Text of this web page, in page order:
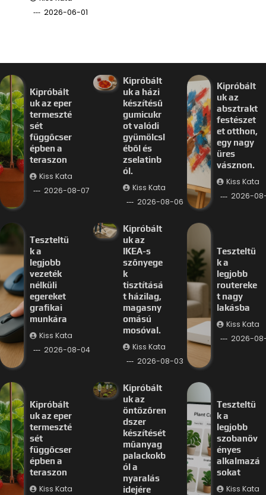
2026-06-01
Kipróbált
uk az eper
termeszté
sét
függőcser
épben a
teraszon
Kiss Kata
2026-08-07
Kipróbált
uk a házi
készítésű
gumicukr
ot valódi
gyümölcsl
éből és
zselatinb
ól.
Kiss Kata
2026-08-06
Kipróbált
uk az
absztrakt
festészet
et otthon,
egy nagy
üres
vásznon.
Kiss Kata
2026-
Teszteltü
k a
legjobb
vezeték
nélküli
egereket
grafikai
munkára
Kiss Kata
2026-08-04
Kipróbált
uk az
IKEA-s
szőnyege
k
tisztításá
t házilag,
magasny
omású
mosóval.
Kiss Kata
2026-08-03
Teszteltü
k a
legjobb
routereke
t nagy
lakásba
Kiss Kata
2026-
Kipróbált
uk az eper
termeszté
sét
függőcser
épben a
teraszon
Kiss Kata
Kipróbált
uk az
öntözőren
dszer
készítését
műanyag
palackokb
ól a
nyaralás
idejére
Teszteltü
k a
legjobb
szobanöv
ényes
alkalmazá
sokat
Kiss Kata